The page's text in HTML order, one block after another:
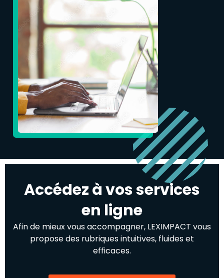
Accédez à vos services
en ligne
Afin de mieux vous accompagner, LEXIMPACT vous
propose des rubriques intuitives, fluides et
efficaces.